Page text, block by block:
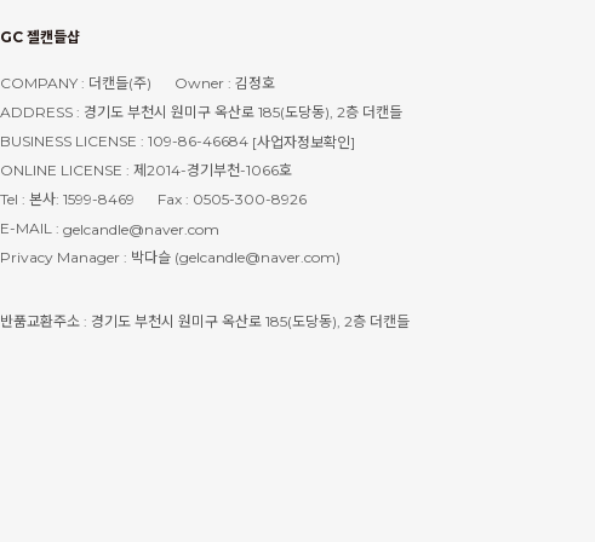
GC 젤캔들샵
COMPANY : 더캔들(주)
Owner : 김정호
ADDRESS : 경기도 부천시 원미구 옥산로 185(도당동), 2층 더캔들
BUSINESS LICENSE : 109-86-46684 [사업자정보확인]
ONLINE LICENSE : 제2014-경기부천-1066호
Tel : 본사: 1599-8469
Fax : 0505-300-8926
E-MAIL : gelcandle@naver.com
Privacy Manager : 박다슬 (gelcandle@naver.com)
반품교환주소 : 경기도 부천시 원미구 옥산로 185(도당동), 2층 더캔들